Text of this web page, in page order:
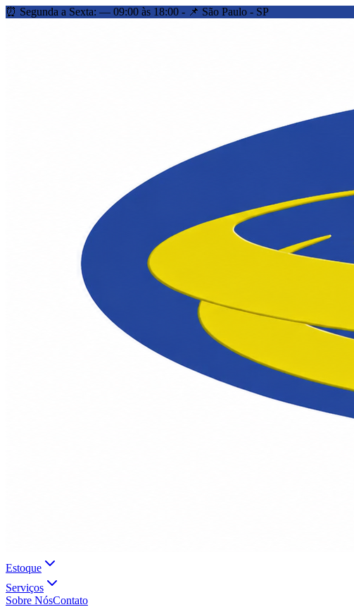
⏰ Segunda a Sexta: — 09:00 às 18:00 - 📌 São Paulo - SP
Estoque
Serviços
Sobre NósContato